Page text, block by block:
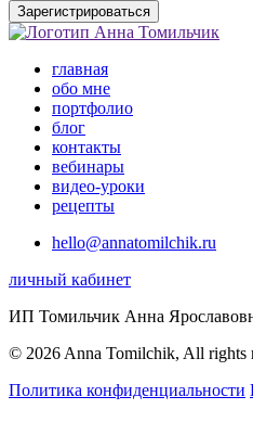
Зарегистрироваться
главная
обо мне
портфолио
блог
контакты
вебинары
видео-уроки
рецепты
hello@annatomilchik.ru
личный кабинет
ИП Томильчик Анна
© 2026 Anna Tomilchik, All rights
Политика конфиденциальности